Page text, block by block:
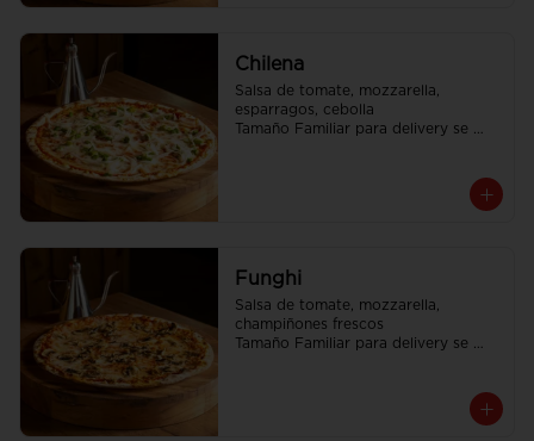
Chilena
Salsa de tomate, mozzarella,
esparragos, cebolla
Tamaño Familiar para delivery se
Funghi
Salsa de tomate, mozzarella,
champiñones frescos
Tamaño Familiar para delivery se